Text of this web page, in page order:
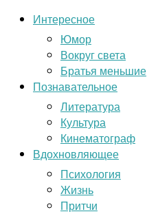
Интересное
Юмор
Вокруг света
Братья меньшие
Познавательное
Литература
Культура
Кинематограф
Вдохновляющее
Психология
Жизнь
Притчи